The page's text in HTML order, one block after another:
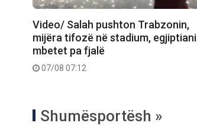
Video/ Salah pushton Trabzonin,
mijëra tifozë në stadium, egjiptiani
mbetet pa fjalë
07/08 07:12
Shumësportësh »